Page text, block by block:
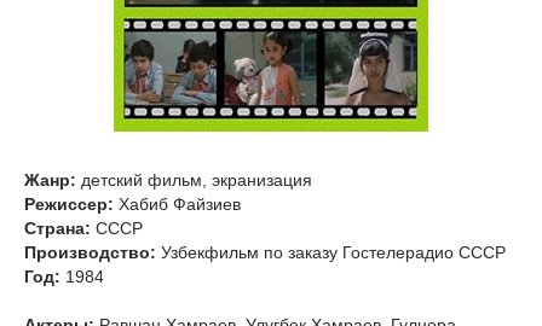
Жанр: детский фильм, экранизация
Режиссер: Хабиб Файзиев
Страна: СССР
Производство: Узбекфильм по заказу Гостелерадио СССР
Год: 1984